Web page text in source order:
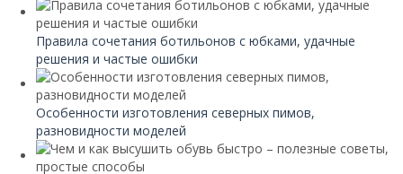
Правила сочетания ботильонов с юбками, удачные
решения и частые ошибки
Особенности изготовления северных пимов,
разновидности моделей